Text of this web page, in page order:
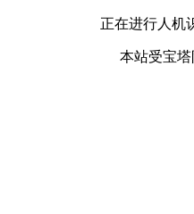
正在进行人机
本站受宝